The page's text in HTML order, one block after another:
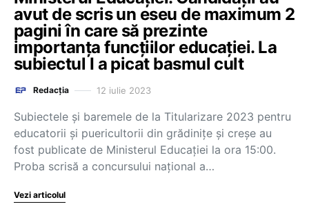
avut de scris un eseu de maximum 2
pagini în care să prezinte
importanța funcțiilor educației. La
subiectul I a picat basmul cult
Redacția 12 iulie 2023
Subiectele și baremele de la Titularizare 2023 pentru
educatorii și puericultorii din grădinițe și creșe au
fost publicate de Ministerul Educației la ora 15:00.
Proba scrisă a concursului național a…
Vezi articolul